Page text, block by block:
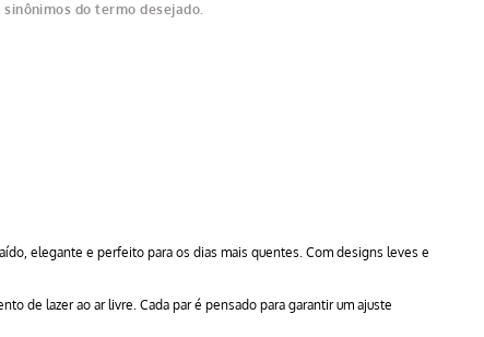
do termo desejado.
elegante e perfeito para os dias mais quentes. Com designs leves e
de lazer ao ar livre. Cada par é pensado para garantir um ajuste